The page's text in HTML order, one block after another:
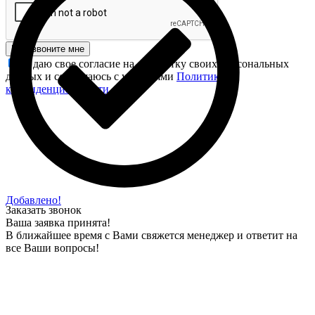
Добавлено!
Перезвоните мне
Я даю свое согласие на обработку своих персональных
данных и соглашаюсь с условиями Политики
конфиденциальности.
Заказать звонок
Ваша заявка принята!
В ближайшее время с Вами свяжется менеджер и ответит на
все Ваши вопросы!